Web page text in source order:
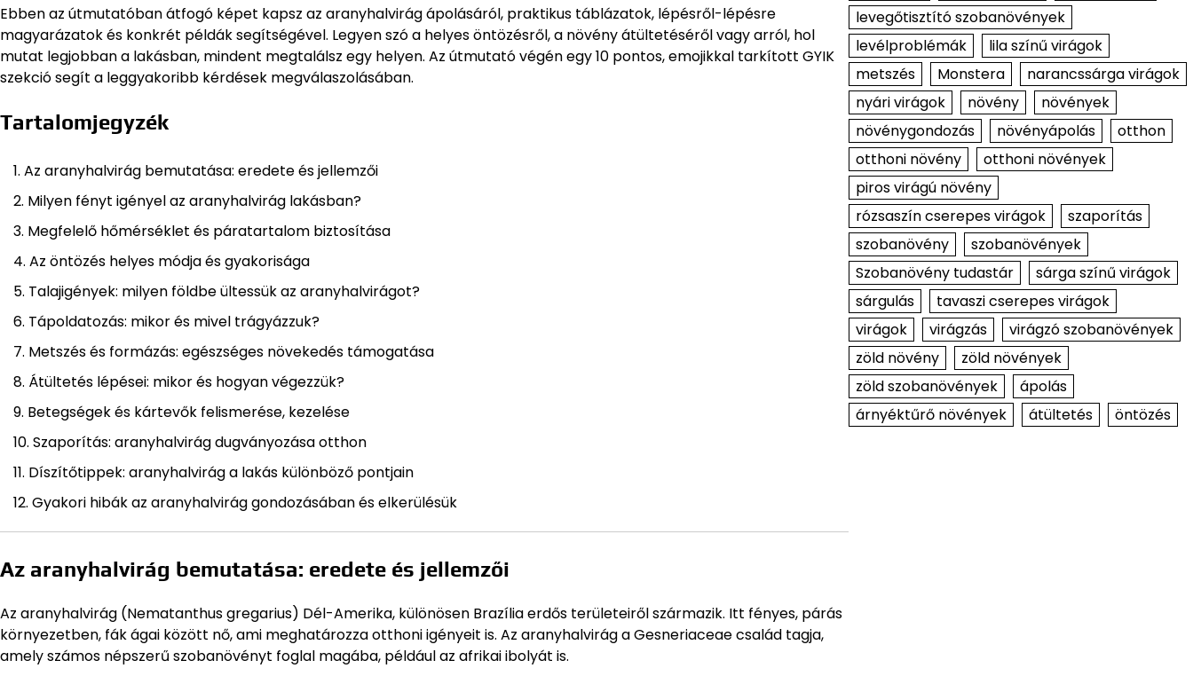
Ebben az útmutatóban átfogó képet kapsz az aranyhalvirág ápolásáról, praktikus táblázatok, lépésről-lépésre
magyarázatok és konkrét példák segítségével. Legyen szó a helyes öntözésről, a növény átültetéséről vagy arról, hol
mutat legjobban a lakásban, mindent megtalálsz egy helyen. Az útmutató végén egy 10 pontos, emojikkal tarkított GYIK
szekció segít a leggyakoribb kérdések megválaszolásában.
Tartalomjegyzék
Az aranyhalvirág bemutatása: eredete és jellemzői
Milyen fényt igényel az aranyhalvirág lakásban?
Megfelelő hőmérséklet és páratartalom biztosítása
Az öntözés helyes módja és gyakorisága
Talajigények: milyen földbe ültessük az aranyhalvirágot?
Tápoldatozás: mikor és mivel trágyázzuk?
Metszés és formázás: egészséges növekedés támogatása
Átültetés lépései: mikor és hogyan végezzük?
Betegségek és kártevők felismerése, kezelése
Szaporítás: aranyhalvirág dugványozása otthon
Díszítőtippek: aranyhalvirág a lakás különböző pontjain
Gyakori hibák az aranyhalvirág gondozásában és elkerülésük
Az aranyhalvirág bemutatása: eredete és jellemzői
Az aranyhalvirág (Nematanthus gregarius) Dél-Amerika, különösen Brazília erdős területeiről származik. Itt fényes, párás
környezetben, fák ágai között nő, ami meghatározza otthoni igényeit is. Az aranyhalvirág a Gesneriaceae család tagja,
amely számos népszerű szobanövényt foglal magába, például az afrikai ibolyát is.
levegőtisztító szobanövények
levélproblémák
lila színű virágok
metszés
Monstera
narancssárga virágok
nyári virágok
növény
növények
növénygondozás
növényápolás
otthon
otthoni növény
otthoni növények
piros virágú növény
rózsaszín cserepes virágok
szaporítás
szobanövény
szobanövények
Szobanövény tudastár
sárga színű virágok
sárgulás
tavaszi cserepes virágok
virágok
virágzás
virágzó szobanövények
zöld növény
zöld növények
zöld szobanövények
ápolás
árnyéktűrő növények
átültetés öntözés